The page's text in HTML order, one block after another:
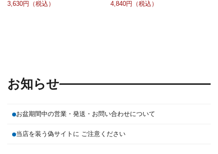
3,630 4,840
お知らせ
お盆期間中の営業・発送・お問い合わせについて
当店を装う偽サイトに ご注意ください